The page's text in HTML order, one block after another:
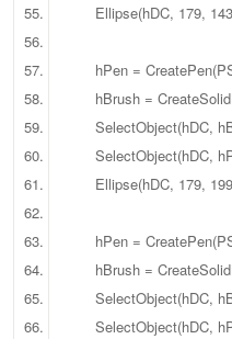
Ellipse(hDC, 179,
hPen =
hBrush =
Ellipse(hDC, 179,
hPen =
hBrush =